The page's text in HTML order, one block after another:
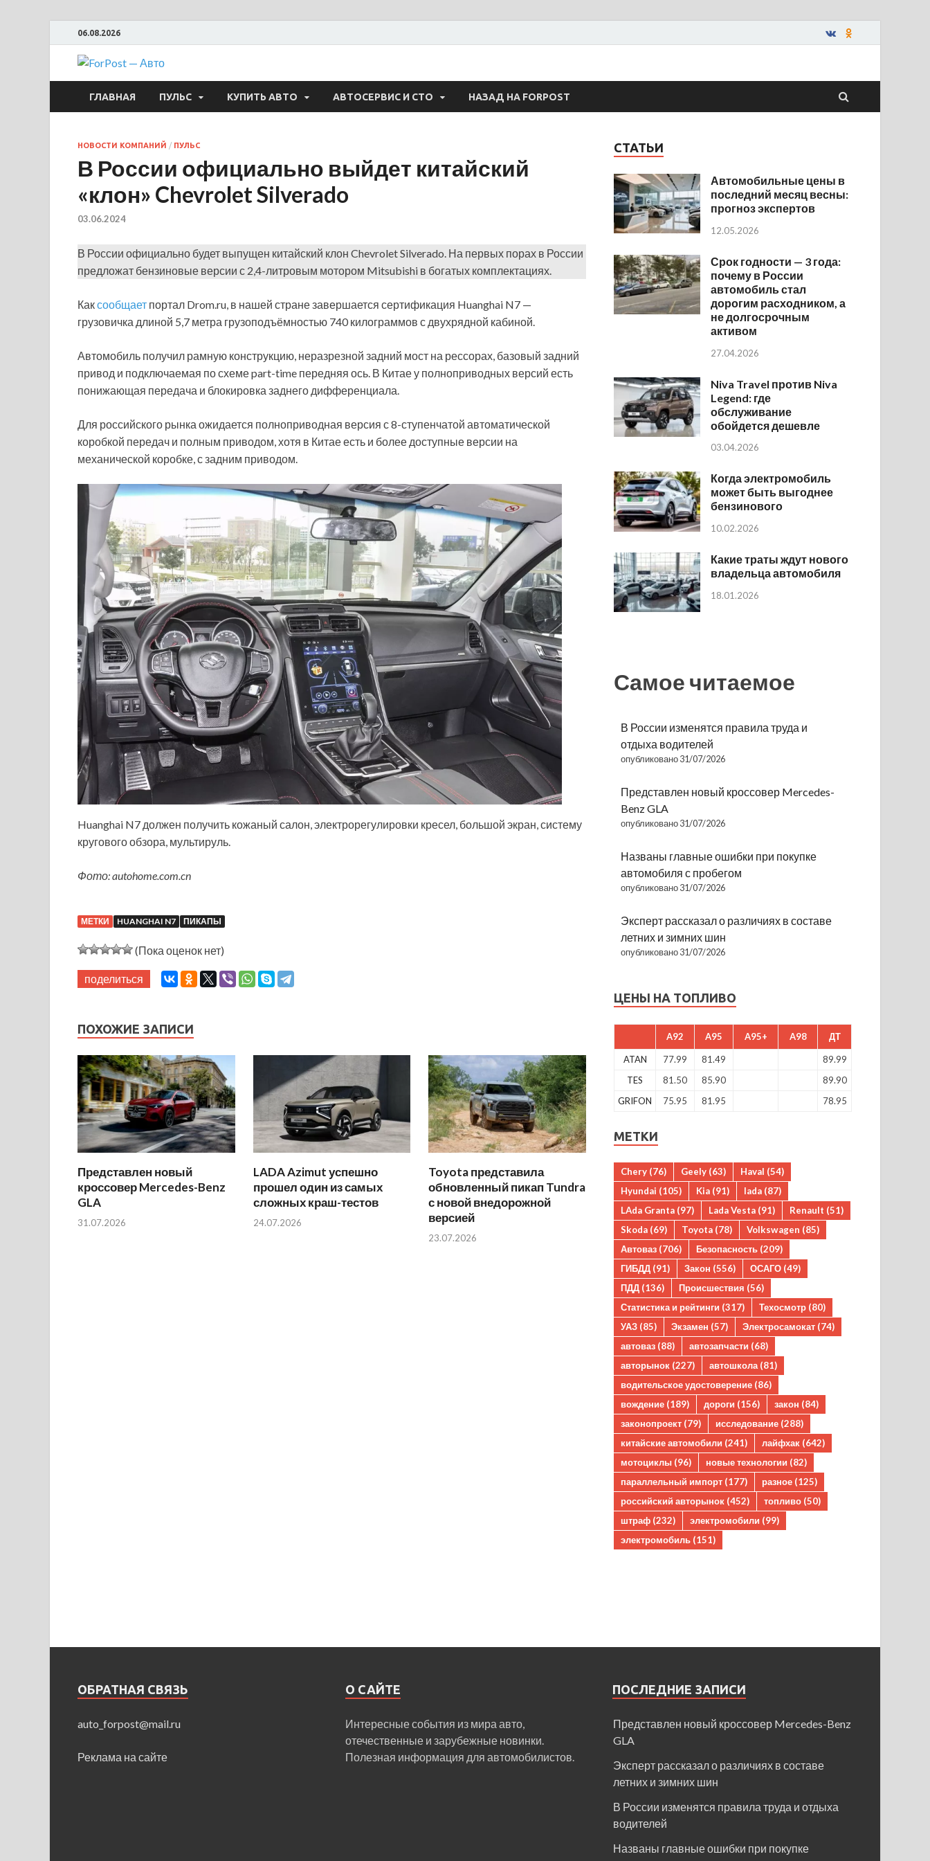
06.08.2026
ForPost — Авто
ГЛАВНАЯ ПУЛЬС КУПИТЬ АВТО АВТОСЕРВИС И СТО НАЗАД НА FORPOST
НОВОСТИ КОМПАНИЙ / ПУЛЬС
В России официально выйдет китайский
«клон» Chevrolet Silverado
03.06.2024
В России официально будет выпущен китайский клон Chevrolet Silverado. На первых порах в России
предложат бензиновые версии с 2,4-литровым мотором Mitsubishi в богатых комплектациях.
Каксообщает портал Drom.ru, в нашей стране завершается сертификация Huanghai N7 —
грузовичка длиной 5,7 метра грузоподъёмностью 740 килограммов с двухрядной кабиной.
Автомобиль получил рамную конструкцию, неразрезной задний мост на рессорах, базовый задний
привод и подключаемая по схеме part-time передняя ось. В Китае у полноприводных версий есть
понижающая передача и блокировка заднего дифференциала.
Для российского рынка ожидается полноприводная версия с 8-ступенчатой автоматической
коробкой передач и полным приводом, хотя в Китае есть и более доступные версии на
механической коробке, с задним приводом.
Huanghai N7 должен получить кожаный салон, электрорегулировки кресел, большой экран, систему
кругового обзора, мультируль.
Фото: autohome.com.cn
МЕТКИ HUANGHAI N7 ПИКАПЫ
(Пока оценок нет)
поделиться
ПОХОЖИЕ ЗАПИСИ
Представлен новый
кроссовер Mercedes-Benz
GLA
31.07.2026
LADA Azimut успешно
прошел один из самых
сложных краш-тестов
24.07.2026
Toyota представила
обновленный пикап Tundra
с новой внедорожной
версией
23.07.2026
СТАТЬИ
Автомобильные цены в
последний месяц весны:
прогноз экспертов
12.05.2026
Срок годности — 3 года:
почему в России
автомобиль стал
дорогим расходником, а
не долгосрочным
активом
27.04.2026
Niva Travel против Niva
Legend: где
обслуживание
обойдется дешевле
03.04.2026
Когда электромобиль
может быть выгоднее
бензинового
10.02.2026
Какие траты ждут нового
владельца автомобиля
18.01.2026
Самое читаемое
В России изменятся правила труда и
отдыха водителей
опубликовано 31/07/2026
Представлен новый кроссовер Mercedes-
Benz GLA
опубликовано 31/07/2026
Названы главные ошибки при покупке
автомобиля с пробегом
опубликовано 31/07/2026
Эксперт рассказал о различиях в составе
летних и зимних шин
опубликовано 31/07/2026
ЦЕНЫ НА ТОПЛИВО
A92 A95 A95+ A98 ДТ
ATAN 77.99 81.49
89.99
TES
81.50 85.90
89.90
GRIFON
75.95 81.95 78.95
МЕТКИ
Chery (76) Geely (63) Haval (54)
Hyundai (105) Kia (91) lada (87)
LAda Granta (97) Lada Vesta (91) Renault (51)
Skoda (69) Toyota (78) Volkswagen (85)
Автоваз (706) Безопасность (209)
ГИБДД (91) Закон (556) ОСАГО (49)
ПДД (136) Происшествия (56)
Статистика и рейтинги (317) Техосмотр (80)
УАЗ (85) Экзамен (57) Электросамокат (74)
автоваз (88) автозапчасти (68)
авторынок (227) автошкола (81)
водительское удостоверение (86)
вождение (189) дороги (156) закон (84)
законопроект (79) исследование (288)
китайские автомобили (241) лайфхак (642)
мотоциклы (96) новые технологии (82)
параллельный импорт (177) разное (125)
российский авторынок (452) топливо (50)
штраф (232) электромобили (99)
электромобиль (151)
ОБРАТНАЯ СВЯЗЬ
auto_forpost@mail.ru
Реклама на сайте
О САЙТЕ
Интересные события из мира авто,
отечественные и зарубежные новинки.
Полезная информация для автомобилистов.
ПОСЛЕДНИЕ ЗАПИСИ
Представлен новый кроссовер Mercedes-Benz
GLA
Эксперт рассказал о различиях в составе
летних и зимних шин
В России изменятся правила труда и отдыха
водителей
Названы главные ошибки при покупке